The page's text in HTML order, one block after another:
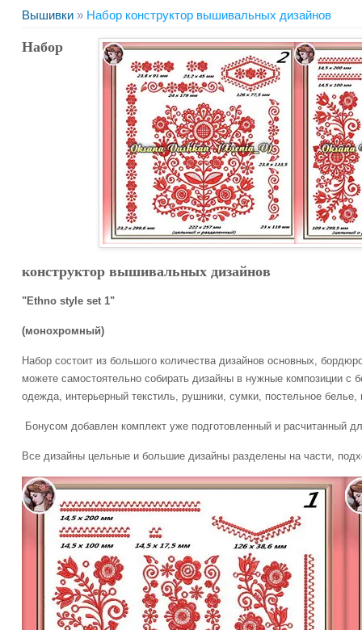
Вышивки » Набор конструктор вышивальных дизайнов
Набор
конструктор вышивальных дизайнов
"Ethno style set 1"
(монохромный)
Набор состоит из большого количества дизайнов основных,
можете самостоятельно собирать дизайны в нужные композиции
одежда, интерьерный текстиль, рушники, сумки, постельное
Бонусом добавлен комплект уже подготовленный и расчитанный
Все дизайны цельные и большие дизайны разделены на части,